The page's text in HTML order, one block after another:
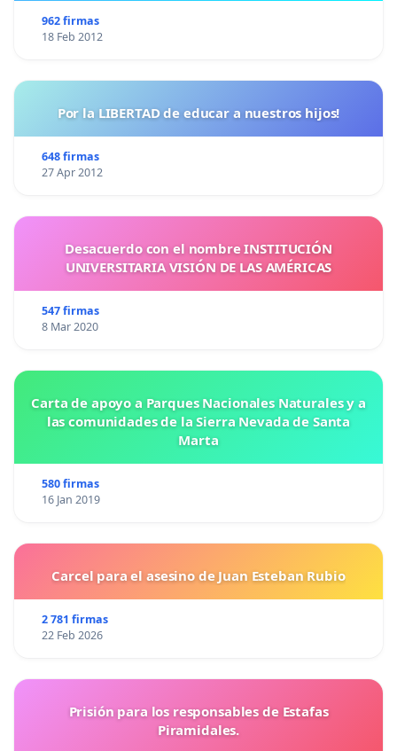
962 firmas
18 Feb 2012
Por la LIBERTAD de educar a nuestros hijos!
648 firmas
27 Apr 2012
Desacuerdo con el nombre INSTITUCIÓN
UNIVERSITARIA VISIÓN DE LAS AMÉRICAS
547 firmas
8 Mar 2020
Carta de apoyo a Parques Nacionales Naturales y a
las comunidades de la Sierra Nevada de Santa
Marta
580 firmas
16 Jan 2019
Carcel para el asesino de Juan Esteban Rubio
2 781 firmas
22 Feb 2026
Prisión para los responsables de Estafas
Piramidales.